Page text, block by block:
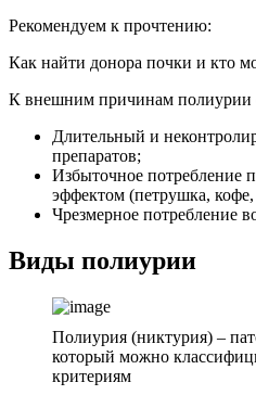
Рекомендуем к прочтению:
Как найти донора почки и кто
К внешним причинам полиурии
Длительный и
препаратов;
Избыточное потребление
эффектом (петрушка,
Чрезмерное потребление
Виды полиурии
Полиурия (никтурия) –
который можно
критериям